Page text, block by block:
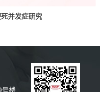
并发症研究
号楼